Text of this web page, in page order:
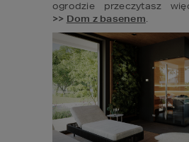
>> Dom z basenem.